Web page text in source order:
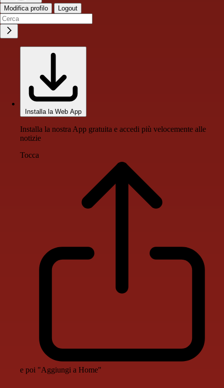
Modifica profilo Logout
Installa la Web App
Installa la nostra App gratuita e accedi più velocemente alle
notizie
Tocca
e poi "Aggiungi a Home"